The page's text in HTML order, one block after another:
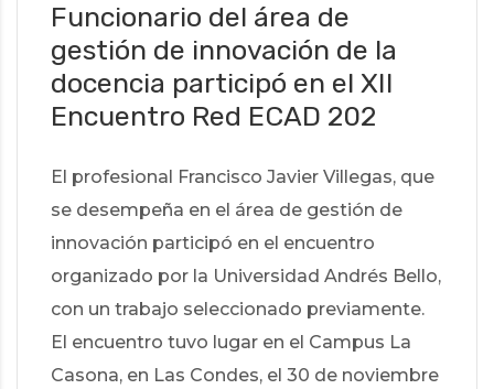
Funcionario del área de
gestión de innovación de la
docencia participó en el XII
Encuentro Red ECAD 202
El profesional Francisco Javier Villegas, que
se desempeña en el área de gestión de
innovación participó en el encuentro
organizado por la Universidad Andrés Bello,
con un trabajo seleccionado previamente.
El encuentro tuvo lugar en el Campus La
Casona, en Las Condes, el 30 de noviembre